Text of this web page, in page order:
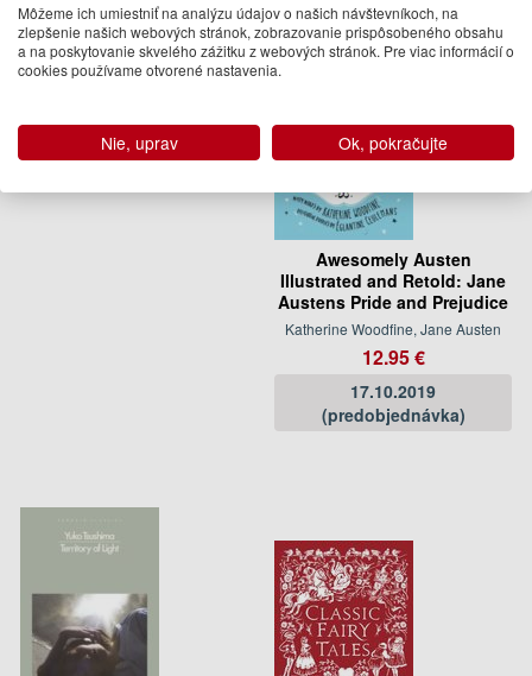
Awesomely Austen
Illustrated and Retold: Jane
Austens Pride and Prejudice
Katherine Woodfine, Jane Austen
12.95 €
17.10.2019
(predobjednávka)
Môžeme ich umiestniť na analýzu údajov o našich návštevníkoch, na
zlepšenie našich webových stránok, zobrazovanie prispôsobeného obsahu
a na poskytovanie skvelého zážitku z webových stránok. Pre viac informácií o
cookies používame otvorené nastavenia.
Nie, uprav Ok, pokračujte